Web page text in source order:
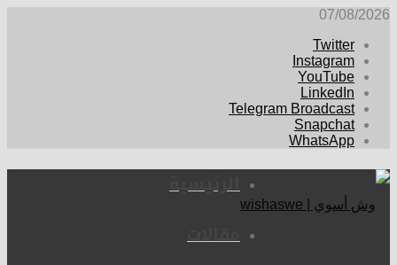
07/
Twitter
Instagram
YouTube
LinkedIn
Telegram Broadcast
Snapchat
WhatsApp
الرئيسية
مقالات